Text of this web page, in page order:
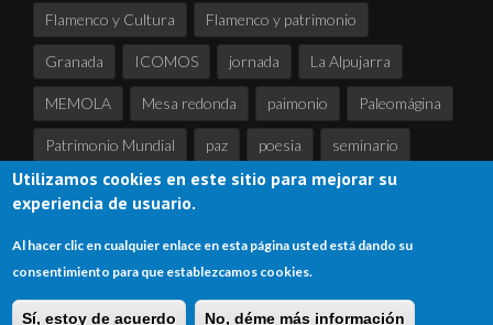
Flamenco y Cultura Flamenco y patrimonio
Granada ICOMOS jornada La Alpujarra
MEMOLA Mesa redonda paimonio Paleomágina
Patrimonio Mundial paz poesia seminario
Sierra Nevada tertulia UNESCO
Inicio
Mapa del sitio Enlaces Contacta Accede
Utilizamos cookies en este sitio para mejorar su
experiencia de usuario.
Al hacer clic en cualquier enlace en esta página usted está dando su
consentimiento para que establezcamos cookies.
Sí, estoy de acuerdo No, déme más información